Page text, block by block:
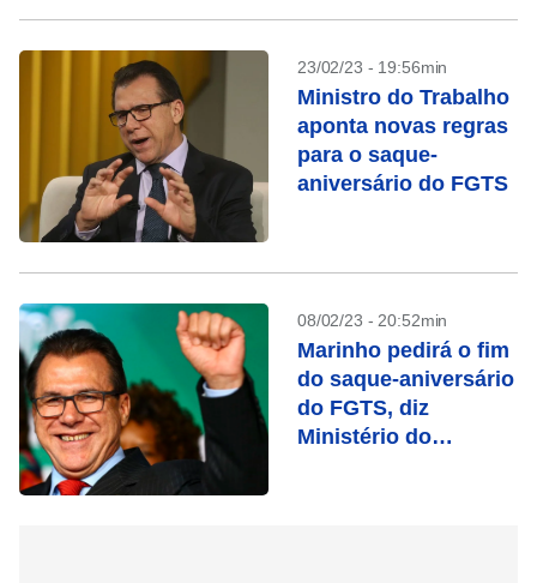
23/02/23 - 19:56min
Ministro do Trabalho
aponta novas regras
para o saque-
aniversário do FGTS
08/02/23 - 20:52min
Marinho pedirá o fim
do saque-aniversário
do FGTS, diz
Ministério do